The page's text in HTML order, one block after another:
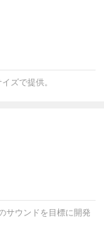
ズで提供。
サウンドを目標に開発